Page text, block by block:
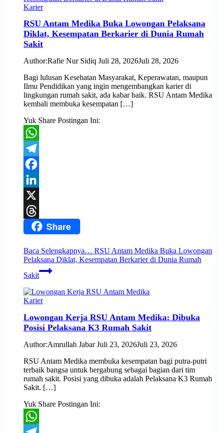
Karier
RSU Antam Medika Buka Lowongan Pelaksana
Diklat, Kesempatan Berkarier di Dunia Rumah
Sakit
Author:Rafie Nur Sidiq Juli 28, 2026Juli 28, 2026
Bagi lulusan Kesehatan Masyarakat, Keperawatan, maupun
Ilmu Pendidikan yang ingin mengembangkan karier di
lingkungan rumah sakit, ada kabar baik. RSU Antam Medika
kembali membuka kesempatan […]
Yuk Share Postingan Ini:
WhatsApp
Telegram
Facebook
LinkedIn
X
ThreadsShare
Baca Selengkapnya… RSU Antam Medika Buka Lowongan
Pelaksana Diklat, Kesempatan Berkarier di Dunia Rumah
Sakit
Karier
Lowongan Kerja RSU Antam Medika: Dibuka
Posisi Pelaksana K3 Rumah Sakit
Author:Amrullah Jabar Juli 23, 2026Juli 23, 2026
RSU Antam Medika membuka kesempatan bagi putra-putri
terbaik bangsa untuk bergabung sebagai bagian dari tim
rumah sakit. Posisi yang dibuka adalah Pelaksana K3 Rumah
Sakit. […]
Yuk Share Postingan Ini: